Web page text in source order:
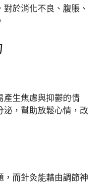
於消化不良、腹脹、
產生焦慮與抑鬱的情
泌，幫助放鬆心情，改
，而針灸能藉由調節神